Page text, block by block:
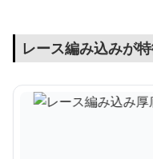
レース編み込みが